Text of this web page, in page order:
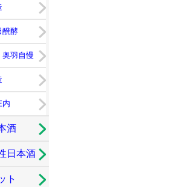
醗酵
奥羽自慢
内
酒
日本酒
ト